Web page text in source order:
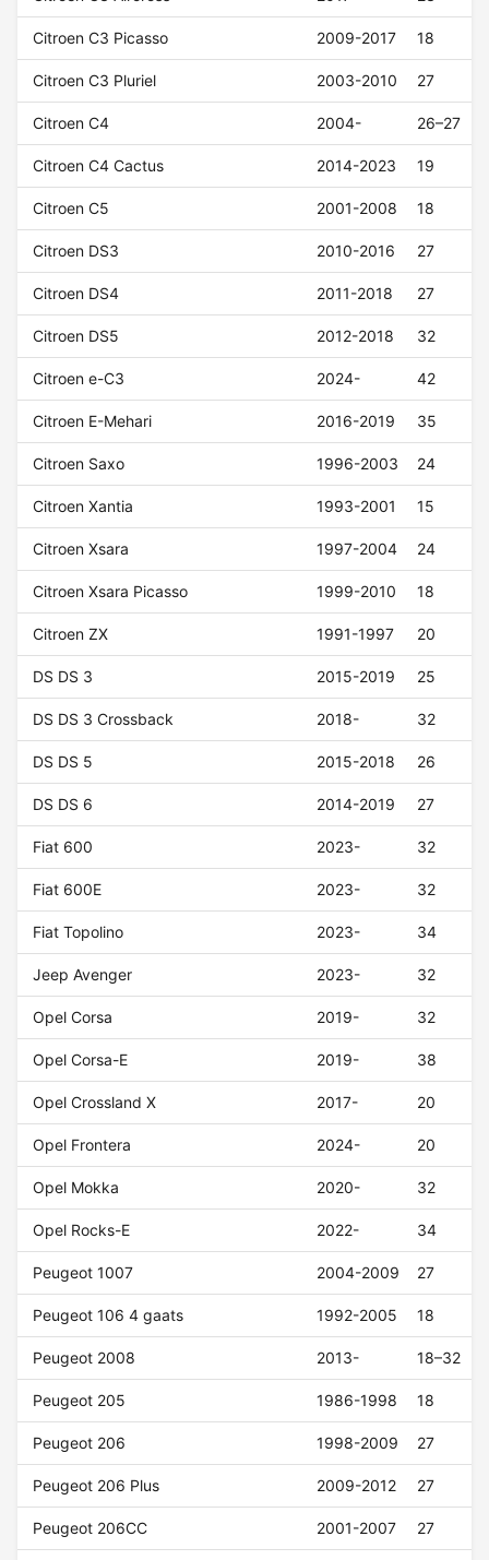
Citroen C3 Picasso 2009-2017 18
Citroen C3 Pluriel 2003-2010 27
Citroen C4 2004- 26–27
Citroen C4 Cactus 2014-2023 19
Citroen C5 2001-2008 18
Citroen DS3 2010-2016 27
Citroen DS4 2011-2018 27
Citroen DS5 2012-2018 32
Citroen e-C3 2024- 42
Citroen E-Mehari 2016-2019 35
Citroen Saxo 1996-2003 24
Citroen Xantia 1993-2001 15
Citroen Xsara 1997-2004 24
Citroen Xsara Picasso 1999-2010 18
Citroen ZX 1991-1997 20
DS DS 3 2015-2019 25
DS DS 3 Crossback 2018- 32
DS DS 5 2015-2018 26
DS DS 6 2014-2019 27
Fiat 600 2023- 32
Fiat 600E 2023- 32
Fiat Topolino 2023- 34
Jeep Avenger 2023- 32
Opel Corsa 2019- 32
Opel Corsa-E 2019- 38
Opel Crossland X 2017- 20
Opel Frontera 2024- 20
Opel Mokka 2020- 32
Opel Rocks-E 2022- 34
Peugeot 1007 2004-2009 27
Peugeot 106 4 gaats 1992-2005 18
Peugeot 2008 2013- 18–32
Peugeot 205 1986-1998 18
Peugeot 206 1998-2009 27
Peugeot 206 Plus 2009-2012 27
Peugeot 206CC 2001-2007 27